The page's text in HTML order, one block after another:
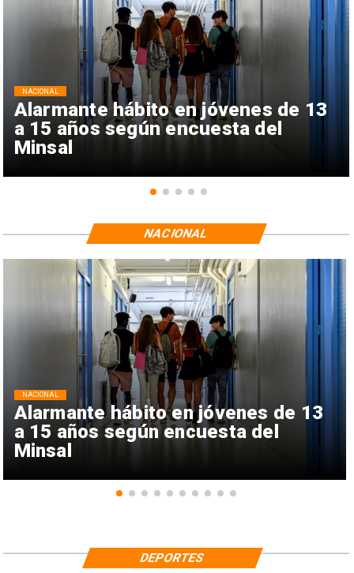
Alarmante hábito en jóvenes de 13
a 15 años según encuesta del
Minsal
NACIONAL
Alarmante hábito en jóvenes de 13
a 15 años según encuesta del
Minsal
NACIONAL
NACIONAL
DEPORTES